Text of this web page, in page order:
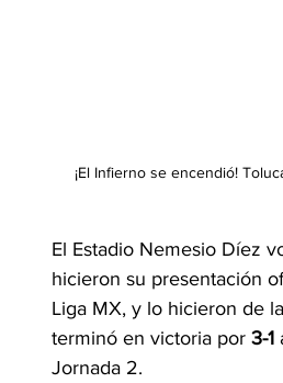
¡El Infierno se encendió!
El Estadio Nemesio Díez
hicieron su presentación
Liga MX, y lo hicieron de
terminó en victoria por 3-1
Jornada 2.